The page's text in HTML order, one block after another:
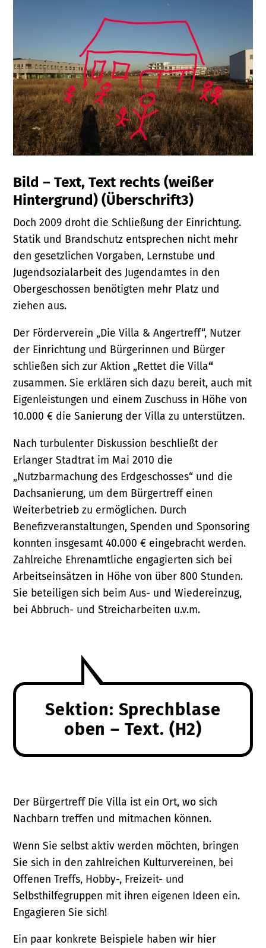
Bild – Text, Text rechts (weißer
Hintergrund) (Überschrift3)
Doch 2009 droht die Schließung der Einrichtung.
Statik und Brandschutz entsprechen nicht mehr
den gesetzlichen Vorgaben, Lernstube und
Jugendsozialarbeit des Jugendamtes in den
Obergeschossen benötigten mehr Platz und
ziehen aus.
Der Förderverein „Die Villa & Angertreff“, Nutzer
der Einrichtung und Bürgerinnen und Bürger
schließen sich zur Aktion „Rettet die Villa“
zusammen. Sie erklären sich dazu bereit, auch mit
Eigenleistungen und einem Zuschuss in Höhe von
10.000 € die Sanierung der Villa zu unterstützen.
Nach turbulenter Diskussion beschließt der
Erlanger Stadtrat im Mai 2010 die
„Nutzbarmachung des Erdgeschosses“ und die
Dachsanierung, um dem Bürgertreff einen
Weiterbetrieb zu ermöglichen. Durch
Benefizveranstaltungen, Spenden und Sponsoring
konnten insgesamt 40.000 € eingebracht werden.
Zahlreiche Ehrenamtliche engagierten sich bei
Arbeitseinsätzen in Höhe von über 800 Stunden.
Sie beteiligen sich beim Aus- und Wiedereinzug,
bei Abbruch- und Streicharbeiten u.v.m.
Sektion: Sprechblase
oben – Text. (H2)
Der Bürgertreff Die Villa ist ein Ort, wo sich
Nachbarn treffen und mitmachen können.
Wenn Sie selbst aktiv werden möchten, bringen
Sie sich in den zahlreichen Kulturvereinen, bei
Offenen Treffs, Hobby-, Freizeit- und
Selbsthilfegruppen mit ihren eigenen Ideen ein.
Engagieren Sie sich!
Ein paar konkrete Beispiele haben wir hier